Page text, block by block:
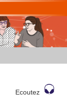
Ecoutez